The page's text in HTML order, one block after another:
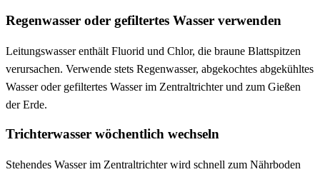
Regenwasser oder gefiltertes Wasser verwenden
Leitungswasser enthält Fluorid und Chlor, die braune Blattspitzen
verursachen. Verwende stets Regenwasser, abgekochtes abgekühltes
Wasser oder gefiltertes Wasser im Zentraltrichter und zum Gießen
der Erde.
Trichterwasser wöchentlich wechseln
Stehendes Wasser im Zentraltrichter wird schnell zum Nährboden